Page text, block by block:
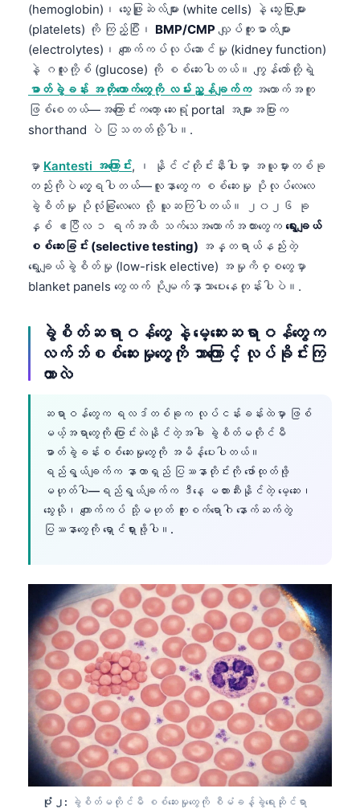
(hemoglobin)၊ သွေးဖြူဆဲလ်များ (white cells) နဲ့ သွေးပြားများ
(platelets) ကို ကြည့်ပြီး၊ BMP/CMP လျှပ်ကူးဓာတ်များ
(electrolytes)၊ ကျောက်ကပ်လုပ်ဆောင်မှု (kidney function)
နဲ့ ဂလူးကို့စ် (glucose) ကို စစ်ဆေးပါတယ်။ ကျွန်တော်တို့ရဲ့
ဓာတ်ခွဲခန်း အတိုကောက်တွေကို လမ်းညွှန်ချက်ကအထောက်အကူ
ဖြစ်စေတယ်—အကြောင်းကတော့ ဆေးရုံ portal အများအပြားက
shorthand ပဲ ပြသတတ်လို့ပါ။.
မှာ Kantesti အကြောင်း, ၊ နိုင်ငံတိုင်းနီးပါးမှာ အယူမှားတစ်ခု
တည်းကိုပဲ တွေ့ရပါတယ်—လူနာတွေက စစ်ဆေးမှု ပိုလုပ်လေလေ
ခွဲစိတ်မှု ပိုလုံခြုံလေလေ လို့ ယူဆကြပါတယ်။ ၂၀၂၆ ခု
နှစ် ဧပြီလ ၁ ရက်အထိ သက်သေအထောက်အထားတွေက ရွေးချယ်
စစ်ဆေးခြင်း (selective testing) အန္တရာယ်နည်းတဲ့
ရွေးချယ်ခွဲစိတ်မှု (low-risk elective) အမှုကိစ္စတွေမှာ
blanket panels တွေထက် ပိုမျက်နှာသာပေးနေတုန်းပါပဲ။.
ခွဲစိတ်ဆရာဝန်တွေ နဲ့ မေ့ဆေးဆရာဝန်တွေက
လက်ဘ်စစ်ဆေးမှုတွေကို ဘာကြောင့် လုပ်ခိုင်းကြ
တာလဲ
ဆရာဝန်တွေက ရလဒ်တစ်ခုက လုပ်ငန်းခန်းထဲမှာ ဖြစ်
မယ့်အရာတွေကို ပြောင်းလဲနိုင်တဲ့အခါ ခွဲစိတ်မတိုင်မီ
ဓာတ်ခွဲခန်းစစ်ဆေးမှုတွေကို အမိန့်ပေးပါတယ်။
ရည်ရွယ်ချက်က နာတာရှည် ပြဿနာတိုင်းကို ဖော်ထုတ်ဖို့
မဟုတ်ပါ—ရည်ရွယ်ချက်က ဒီနေ့ မတားဆီးနိုင်တဲ့ မေ့ဆေး၊
သွေးယို၊ ကျောက်ကပ် သို့မဟုတ် ကူးစက်ရောဂါ နောက်ဆက်တွဲ
ပြဿနာတွေကို ရှောင်ရှားဖို့ပါ။.
ပုံ ၂: ခွဲစိတ်မတိုင်မီ စစ်ဆေးမှုတွေကို စီမံခန့်ခွဲရေးဆိုင်ရာ